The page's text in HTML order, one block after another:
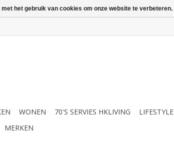
WONEN 70'S SERVIES HKLIVING LIFESTYLE
MERKEN
het gebruik van cookies om onze website te verbeteren.